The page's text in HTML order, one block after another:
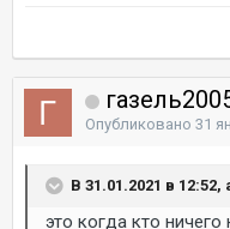
Опубликовано 31
В 31.01.2021 в
это когда кто ничего